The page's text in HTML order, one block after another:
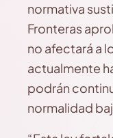
normativa
Fronteras
no afectará a
actualmente
podrán
normalidad